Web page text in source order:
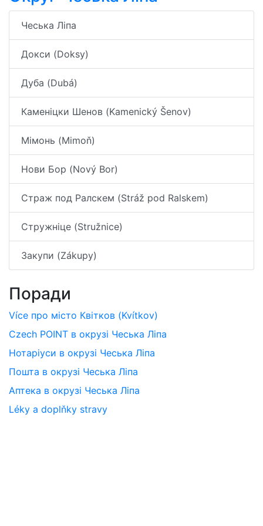
Чеська Ліпа
Докси (Doksy)
Дуба (Dubá)
Каменіцки Шенов (Kamenický Šenov)
Мімонь (Mimoň)
Нови Бор (Nový Bor)
Страж под Ралскем (Stráž pod Ralskem)
Стружніце (Stružnice)
Закупи (Zákupy)
Поради
Více про місто Квітков (Kvítkov)
Czech POINT в окрузі Чеська Ліпа
Нотаріуси в окрузі Чеська Ліпа
Пошта в окрузі Чеська Ліпа
Аптека в окрузі Чеська Ліпа
Léky a doplňky stravy